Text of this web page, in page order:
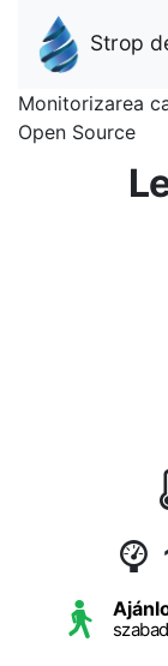
Strop
Monitorizarea
Open Source